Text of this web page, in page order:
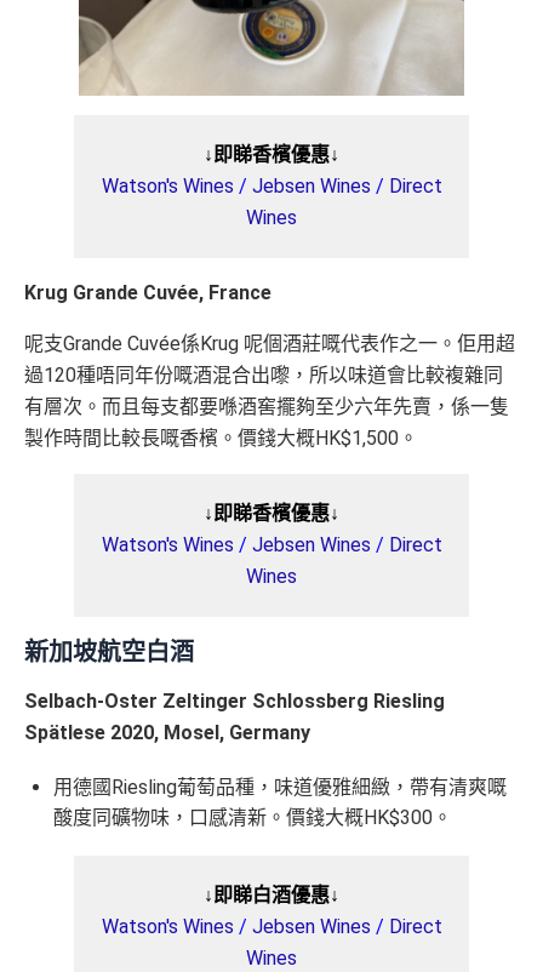
↓即睇香檳優惠↓
Watson's Wines / Jebsen Wines / Direct
Wines
Krug Grande Cuvée, France
呢支Grande Cuvée係Krug 呢個酒莊嘅代表作之一。佢用超
過120種唔同年份嘅酒混合出嚟，所以味道會比較複雜同
有層次。而且每支都要喺酒窖擺夠至少六年先賣，係一隻
製作時間比較長嘅香檳。價錢大概HK$1,500。
↓即睇香檳優惠↓
Watson's Wines / Jebsen Wines / Direct
Wines
新加坡航空白酒
Selbach-Oster Zeltinger Schlossberg Riesling
Spätlese 2020, Mosel, Germany
用德國Riesling葡萄品種，味道優雅細緻，帶有清爽嘅
酸度同礦物味，口感清新。價錢大概HK$300。
↓即睇白酒優惠↓
Watson's Wines / Jebsen Wines / Direct
Wines